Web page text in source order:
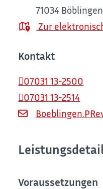
71034 Böblingen
Zur
Kontakt
07031 13-2500
07031 13-2514
Voraussetzungen